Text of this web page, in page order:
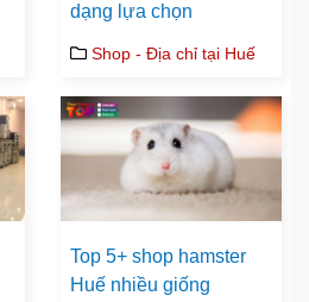
dạng lựa chọn
Shop - Địa chỉ tại Huế
Top 5+ shop hamster
Huế nhiều giống